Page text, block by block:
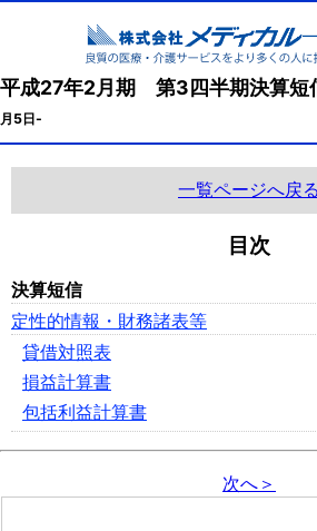
平成27年2月期 第3四半期決算短
月5日-
一覧ページへ戻る
目次
決算短信
定性的情報・財務諸表等
貸借対照表
損益計算書
包括利益計算書
次へ＞